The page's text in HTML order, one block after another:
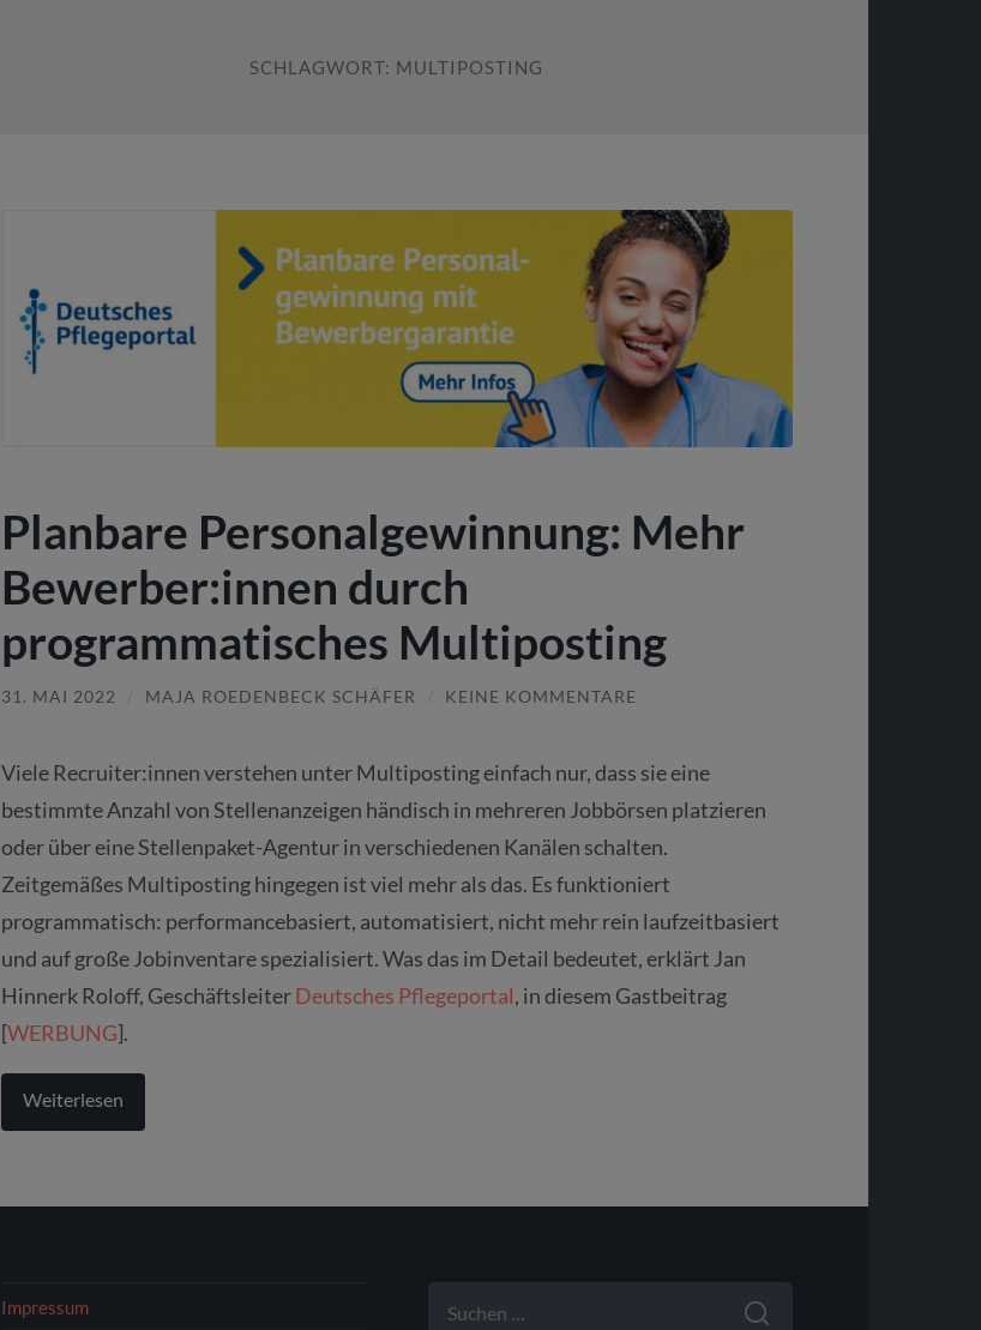
SCHLAGWORT: MULTIPOSTING
Planbare Personalgewinnung: Mehr
Bewerber:innen durch
programmatisches Multiposting
31. MAI 2022 MAJA ROEDENBECK SCHÄFER KEINE KOMMENTARE
Viele Recruiter:innen verstehen unter Multiposting einfach nur, dass sie eine
bestimmte Anzahl von Stellenanzeigen händisch in mehreren Jobbörsen platzieren
oder über eine Stellenpaket-Agentur in verschiedenen Kanälen schalten.
Zeitgemäßes Multiposting hingegen ist viel mehr als das. Es funktioniert
programmatisch: performancebasiert, automatisiert, nicht mehr rein laufzeitbasiert
und auf große Jobinventare spezialisiert. Was das im Detail bedeutet, erklärt Jan
Hinnerk Roloff, GeschäftsleiterDeutsches Pflegeportal, in diesem Gastbeitrag
[WERBUNG].
Weiterlesen
Impressum
NACH: